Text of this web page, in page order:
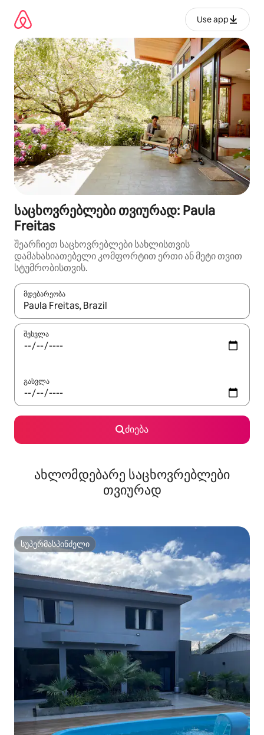
გადასვლა
Use app
საცხოვრებლები თვიურად: Paula
Freitas
შეარჩიეთ საცხოვრებლები სახლისთვის
დამახასიათებელი კომფორტით ერთი ან მეტი თვით
სტუმრობისთვის.
მდებარეობა
როცა შედეგები ხელმისაწვდომი გახდება, ნავიგაციისთვის
შესვლა
გასვლა
ძიება
ახლომდებარე საცხოვრებლები
თვიურად
სუპერმასპინძელი
სუპერმასპინძელი